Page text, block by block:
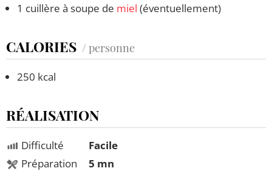
1 cuillère à soupe de miel (éventuellement)
CALORIES / personne
250 kcal
RÉALISATION
Difficulté
Préparation
Facile
5 mn